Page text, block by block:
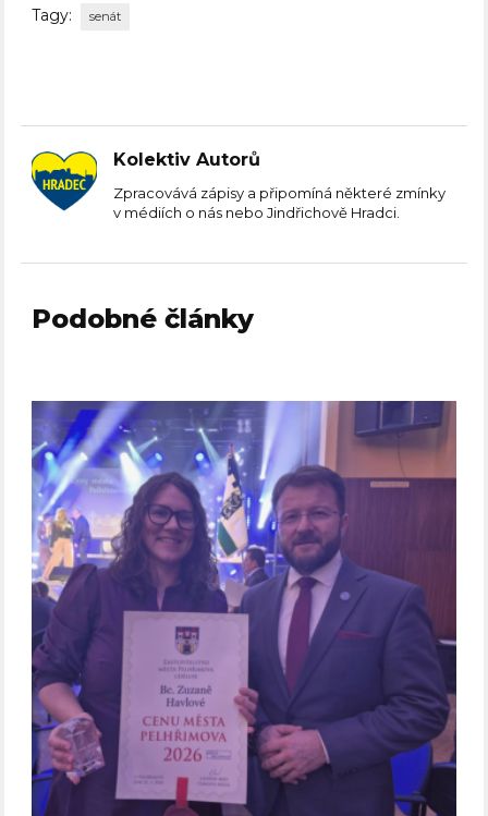
Tagy: senát
Kolektiv Autorů
Zpracovává zápisy a připomíná některé zmínky
v médiích o nás nebo Jindřichově Hradci.
Podobné články